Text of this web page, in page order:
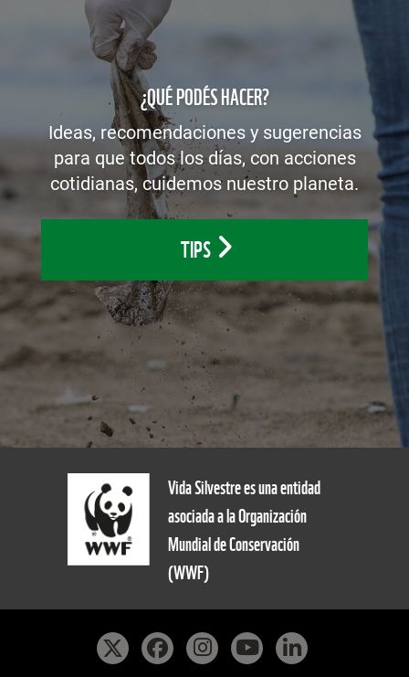
¿QUÉ PODÉS HACER?
Ideas, recomendaciones y sugerencias
para que todos los días, con acciones
cotidianas, cuidemos nuestro planeta.
TIPS
Vida Silvestre es una entidad
asociada a la Organización
Mundial de Conservación
(WWF)